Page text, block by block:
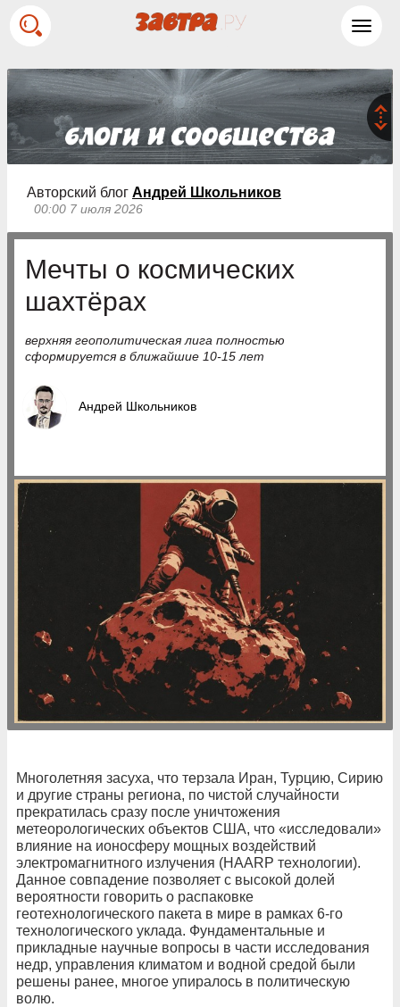
Авторский блог Андрей Школьников
00:00 7 июля 2026
Мечты о космических
шахтёрах
верхняя геополитическая лига полностью
сформируется в ближайшие 10-15 лет
Андрей Школьников
Многолетняя засуха, что терзала Иран, Турцию, Сирию
и другие страны региона, по чистой случайности
прекратилась сразу после уничтожения
метеорологических объектов США, что «исследовали»
влияние на ионосферу мощных воздействий
электромагнитного излучения (HAARP технологии).
Данное совпадение позволяет с высокой долей
вероятности говорить о распаковке
геотехнологического пакета в мире в рамках 6-го
технологического уклада. Фундаментальные и
прикладные научные вопросы в части исследования
недр, управления климатом и водной средой были
решены ранее, многое упиралось в политическую
волю.